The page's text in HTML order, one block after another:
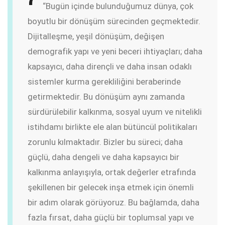
“Bugün içinde bulunduğumuz dünya, çok
boyutlu bir dönüşüm sürecinden geçmektedir.
Dijitalleşme, yeşil dönüşüm, değişen
demografik yapı ve yeni beceri ihtiyaçları; daha
kapsayıcı, daha dirençli ve daha insan odaklı
sistemler kurma gerekliliğini beraberinde
getirmektedir. Bu dönüşüm aynı zamanda
sürdürülebilir kalkınma, sosyal uyum ve nitelikli
istihdamı birlikte ele alan bütüncül politikaları
zorunlu kılmaktadır. Bizler bu süreci; daha
güçlü, daha dengeli ve daha kapsayıcı bir
kalkınma anlayışıyla, ortak değerler etrafında
şekillenen bir gelecek inşa etmek için önemli
bir adım olarak görüyoruz. Bu bağlamda, daha
fazla fırsat, daha güçlü bir toplumsal yapı ve